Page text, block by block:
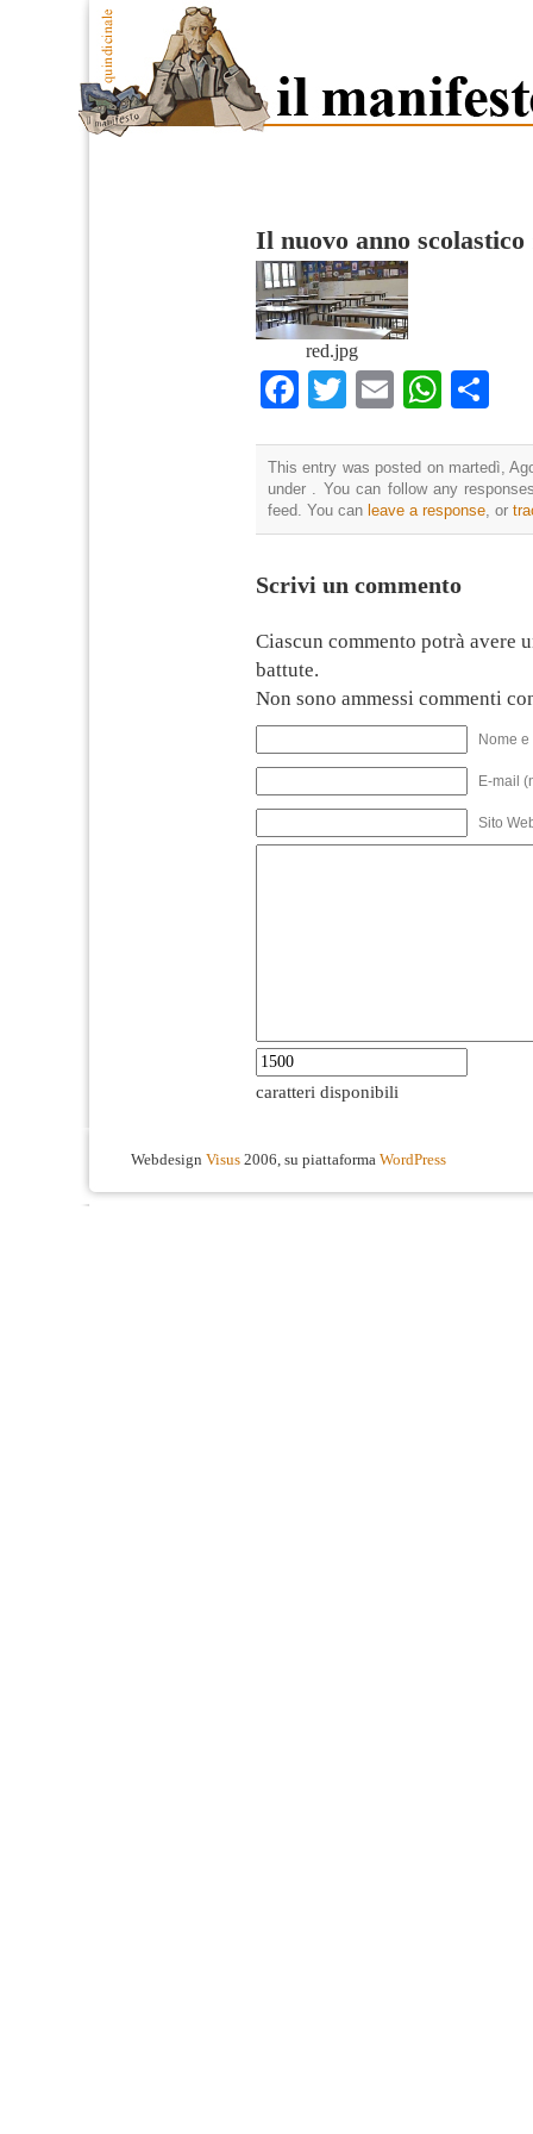
Il nuovo anno scolastico
red.jpg
Facebook
TwitterEmail
This entry was posted on martedì,
under . You can follow any
feed. You can leave a response, or
Scrivi un commento
Ciascun commento potrà avere
battute.
Non sono ammessi commenti
Nome
E-mail
Sito
caratteri disponibili
Webdesign Visus 2006, su piattaforma WordPress